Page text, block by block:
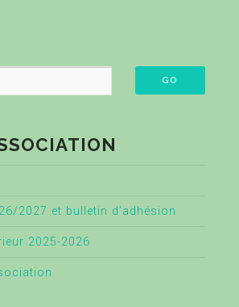
2027 et bulletin d’adhésion
2025-2026